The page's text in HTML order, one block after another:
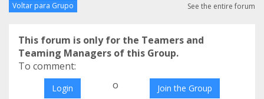
Voltar para Grupo See the entire forum
This forum is only for the Teamers and
Teaming Managers of this Group.
To comment:
Login o Join the Group